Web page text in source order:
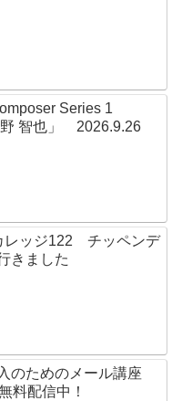
Series 1
野 智也」 2026.9.26
レッジ122 チッペンデ
きました
のためのメール講座
料配信中！